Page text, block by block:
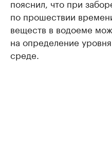
пояснил, что при
по прошествии
веществ в водоеме
на определение
среде.